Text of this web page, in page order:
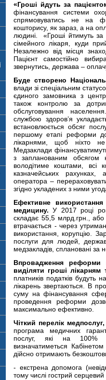
«Гроші йдуть за
фінансування системи
спрямовуватись не на
кошторису, як зараз, а на
людині. «Гроші йтимуть за
сімейного лікаря, куди
Незалежно від місця
Пацієнт самостійно
звернутись, держава –
Буде створено
влади зі спеціальним
єдиного замовника з
також контролю за
обслуговування
службою здоров’я
встановлюється обсяг
першому етапі реформи
лікарнями, щоб ніхто
Медзаклади
з запланованим
володітиме коштами, всі
казначейських
оператора –
згідно укладених з ними
Ефективне
медицину. У 2017 році
складає 55,5 млрд.грн.,
втрачається - через
використання, корупцію.
послуги для людей,
медзакладів, сплановані за
Впровадження реформи
виділяти гроші
платників податків будуть
лікарень звертаються. В
суму на фінансування
проведення реформи
максимально ефективно.
Чіткий перелік
програма медичних
послуг, які на 100%
визначатиметься
дійсно отримають
- екстрена допомога
тому числі гострий